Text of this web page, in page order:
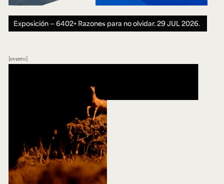
Exposición — 6402+ Razones para no olvidar.29 JUL 2026.
evento